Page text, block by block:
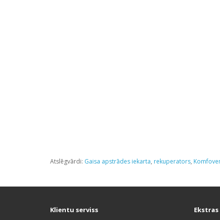
Atslēgvārdi: Gaisa apstrādes iekarta, rekuperators,
Klientu serviss Ekstras